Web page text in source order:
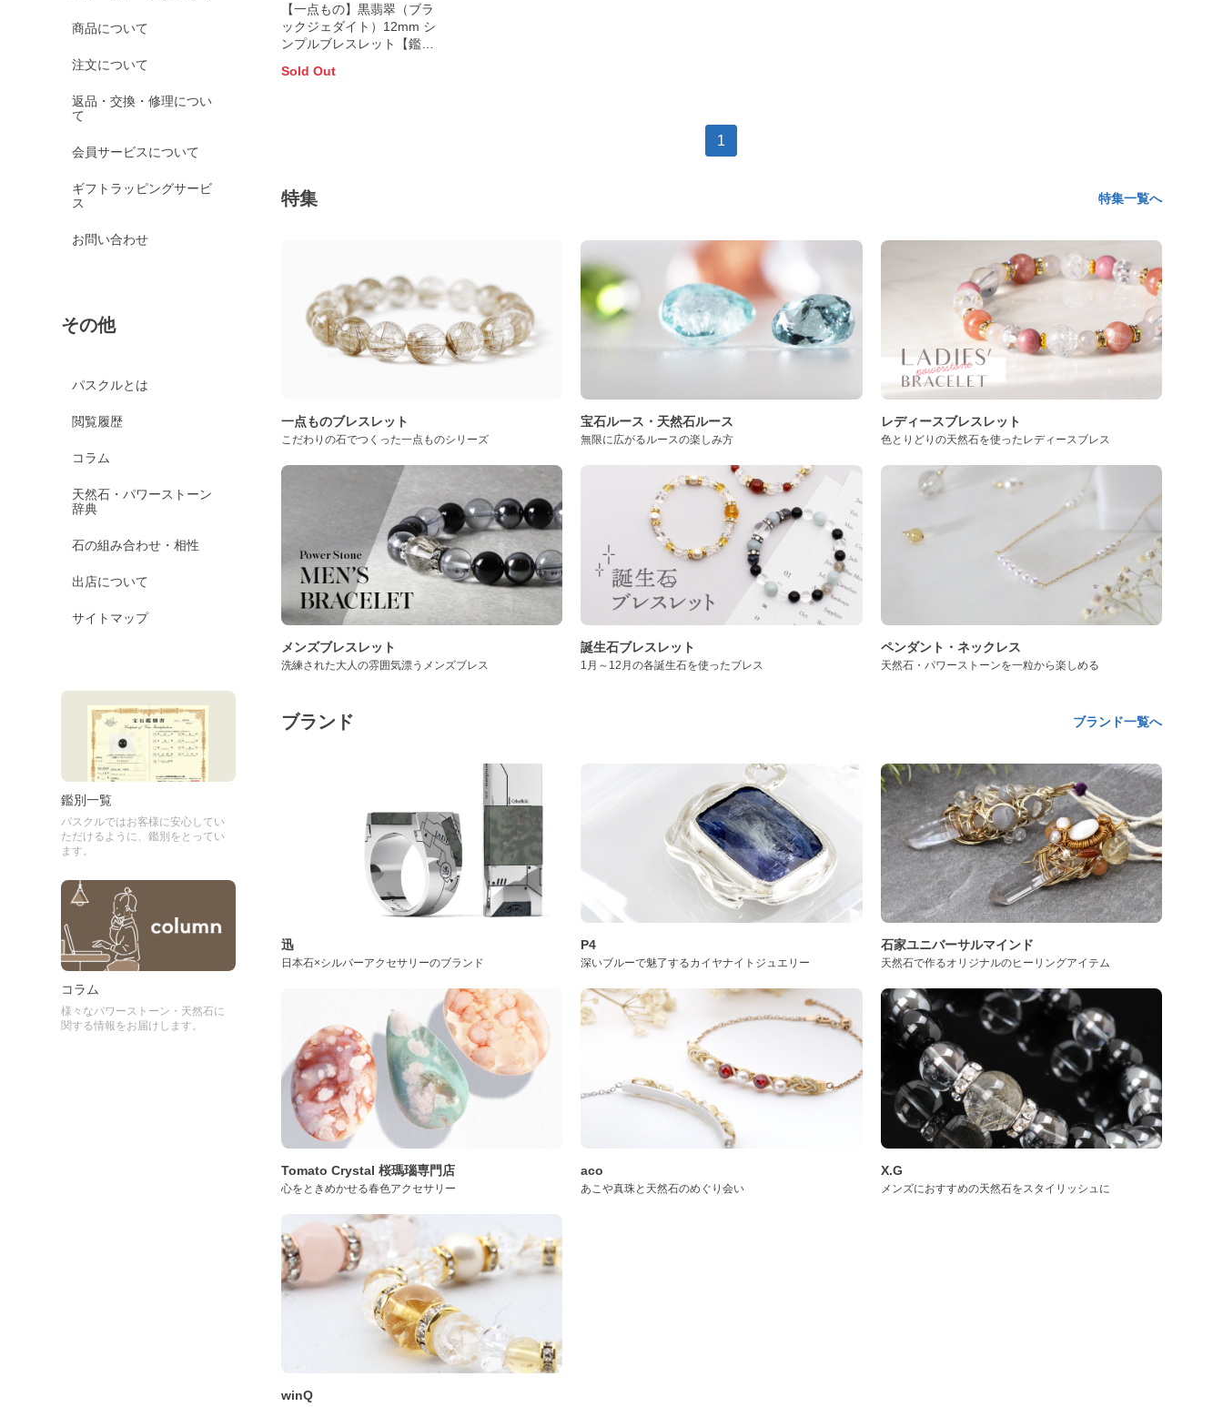
商品について
注文について
返品・交換・修理につい
て
会員サービスについて
ギフトラッピングサービ
ス
お問い合わせ
その他
パスクルとは
閲覧履歴
コラム
天然石・パワーストーン
辞典
石の組み合わせ・相性
出店について
サイトマップ
鑑別一覧
パスクルではお客様に安心してい
ただけるように、鑑別をとってい
ます。
コラム
様々なパワーストーン・天然石に
関する情報をお届けします。
【一点もの】黒翡翠（ブラ
ックジェダイト）12mm シ
ンプルブレスレット【鑑別
Sold Out
1
特集 特集一覧へ
一点ものブレスレット
こだわりの石でつくった一点ものシリーズ
宝石ルース・天然石ルース
無限に広がるルースの楽しみ方
レディースブレスレット
色とりどりの天然石を使ったレディースブレス
メンズブレスレット
洗練された大人の雰囲気漂うメンズブレス
誕生石ブレスレット
1月～12月の各誕生石を使ったブレス
ペンダント・ネックレス
天然石・パワーストーンを一粒から楽しめる
ブランド ブランド一覧へ
迅
日本石×シルバーアクセサリーのブランド
P4
深いブルーで魅了するカイヤナイトジュエリー
石家ユニバーサルマインド
天然石で作るオリジナルのヒーリングアイテム
Tomato Crystal 桜瑪瑙専門店
心をときめかせる春色アクセサリー
aco
あこや真珠と天然石のめぐり会い
X.G
メンズにおすすめの天然石をスタイリッシュに
winQ